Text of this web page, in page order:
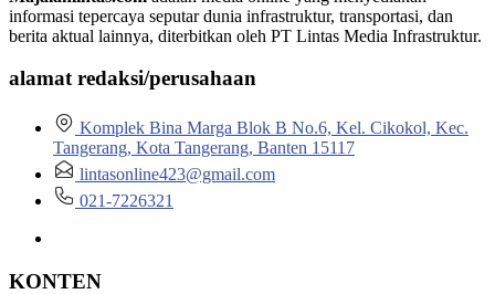
informasi tepercaya seputar dunia infrastruktur, transportasi, dan
berita aktual lainnya, diterbitkan oleh PT Lintas Media Infrastruktur.
alamat redaksi/perusahaan
Komplek Bina Marga Blok B No.6, Kel. Cikokol, Kec.
Tangerang, Kota Tangerang, Banten 15117
lintasonline423@gmail.com
021-7226321
KONTEN